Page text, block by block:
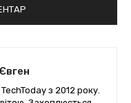
Євген
з 2012 року.